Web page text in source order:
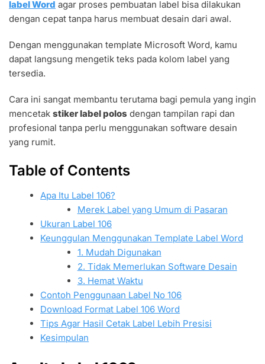
label Word agar proses pembuatan label bisa dilakukan
dengan cepat tanpa harus membuat desain dari awal.
Dengan menggunakan template Microsoft Word, kamu
dapat langsung mengetik teks pada kolom label yang
tersedia.
Cara ini sangat membantu terutama bagi pemula yang ingin
mencetak stiker label polos dengan tampilan rapi dan
profesional tanpa perlu menggunakan software desain
yang rumit.
Table of Contents
Apa Itu Label 106?
Merek Label yang Umum di Pasaran
Ukuran Label 106
Keunggulan Menggunakan Template Label Word
1. Mudah Digunakan
2. Tidak Memerlukan Software Desain
3. Hemat Waktu
Contoh Penggunaan Label No 106
Download Format Label 106 Word
Tips Agar Hasil Cetak Label Lebih Presisi
Kesimpulan